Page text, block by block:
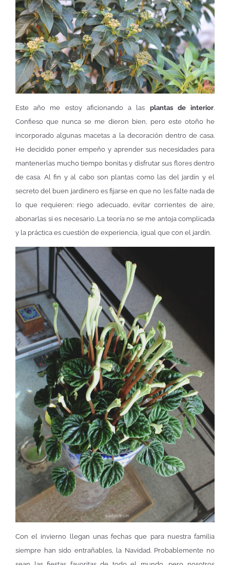
Este año me estoy aficionando a las plantas de interior.
Confieso que nunca se me dieron bien, pero este otoño he
incorporado algunas macetas a la decoración dentro de casa.
He decidido poner empeño y aprender sus necesidades para
mantenerlas mucho tiempo bonitas y disfrutar sus flores dentro
de casa. Al fin y al cabo son plantas como las del jardín y el
secreto del buen jardinero es fijarse en que no les falte nada de
lo que requieren: riego adecuado, evitar corrientes de aire,
abonarlas si es necesario. La teoría no se me antoja complicada
y la práctica es cuestión de experiencia, igual que con el jardín.
Con el invierno llegan unas fechas que para nuestra familia
siempre han sido entrañables, la Navidad. Probablemente no